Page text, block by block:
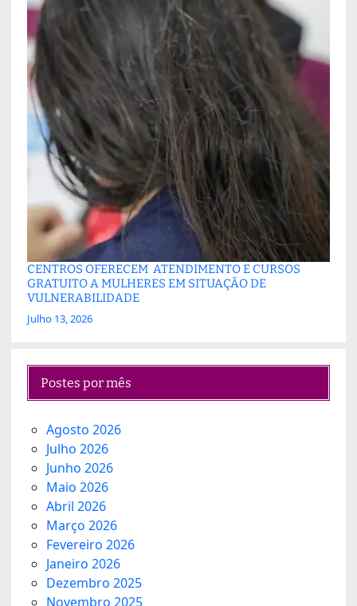
CENTROS OFERECEM ATENDIMENTO E CURSOS
GRATUITO A MULHERES EM SITUAÇÃO DE
VULNERABILIDADE
Julho 13, 2026
Postes por mês
Agosto 2026
Julho 2026
Junho 2026
Maio 2026
Abril 2026
Março 2026
Fevereiro 2026
Janeiro 2026
Dezembro 2025
Novembro 2025